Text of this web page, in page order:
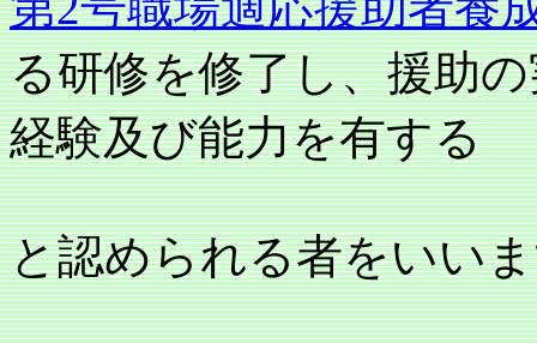
る研修を修了し、援助
経験及び能力を有する
と認められる者をいい